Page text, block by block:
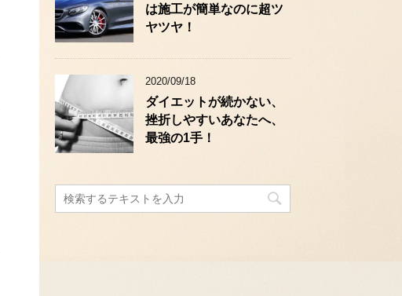
は施工が簡単なのに超ツ
ヤツヤ！
2020/09/18
ダイエットが続かない、
挫折しやすいあなたへ、
最強の1手！